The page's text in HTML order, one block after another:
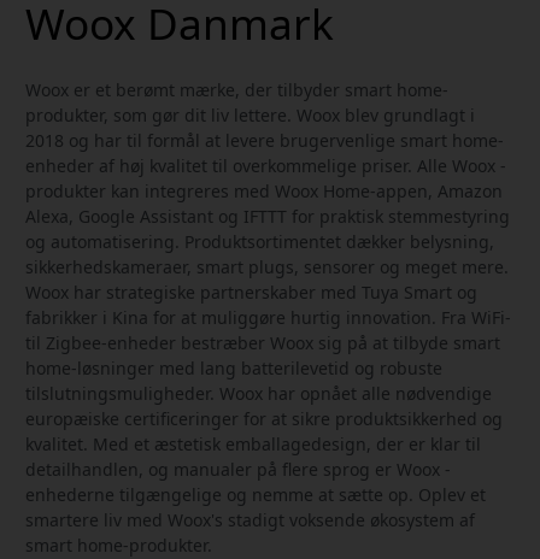
Woox Danmark
Woox er et berømt mærke, der tilbyder smart home-
produkter, som gør dit liv lettere. Woox blev grundlagt i
2018 og har til formål at levere brugervenlige smart home-
enheder af høj kvalitet til overkommelige priser. Alle Woox -
produkter kan integreres med Woox Home-appen, Amazon
Alexa, Google Assistant og IFTTT for praktisk stemmestyring
og automatisering. Produktsortimentet dækker belysning,
sikkerhedskameraer, smart plugs, sensorer og meget mere.
Woox har strategiske partnerskaber med Tuya Smart og
fabrikker i Kina for at muliggøre hurtig innovation. Fra WiFi-
til Zigbee-enheder bestræber Woox sig på at tilbyde smart
home-løsninger med lang batterilevetid og robuste
tilslutningsmuligheder. Woox har opnået alle nødvendige
europæiske certificeringer for at sikre produktsikkerhed og
kvalitet. Med et æstetisk emballagedesign, der er klar til
detailhandlen, og manualer på flere sprog er Woox -
enhederne tilgængelige og nemme at sætte op. Oplev et
smartere liv med Woox's stadigt voksende økosystem af
smart home-produkter.